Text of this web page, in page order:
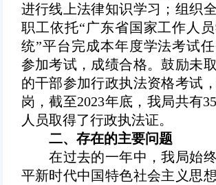
进行线上法律知识学习；组织
职工依托“广东省国家工作人
统”平台完成本年度学法考试
参加考试，成绩合格。鼓励未
的干部参加行政执法资格考试
岗，截至2023年底，我局共有
人员取得了行政执法证。
二、存在的主要问题
在过去的一年中，我局始终
平新时代中国特色社会主义思